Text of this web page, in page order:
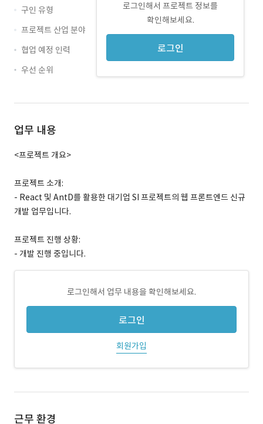
로그인해서 프로젝트 정보를
확인해보세요.
로그인
구인 유형
프로젝트 산업 분야
협업 예정 인력
우선 순위
업무 내용
<프로젝트 개요>
프로젝트 소개:
- React 및 AntD를 활용한 대기업 SI 프로젝트의 웹 프론트엔드 신규
개발 업무입니다.
프로젝트 진행 상황:
- 개발 진행 중입니다.
로그인해서 업무 내용을 확인해보세요.
로그인
회원가입
근무 환경